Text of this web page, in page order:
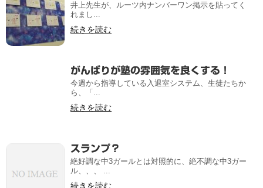
井上先生が、ルーツ内ナンバーワン掲示を貼ってく
れまし...
続きを読む
がんばりが塾の雰囲気を良くする！
今週から指導している入退室システム、生徒たちか
ら、「...
続きを読む
スランプ？
絶好調な中3ガールとは対照的に、絶不調な中3ガー
ル、、、 ...
続きを読む